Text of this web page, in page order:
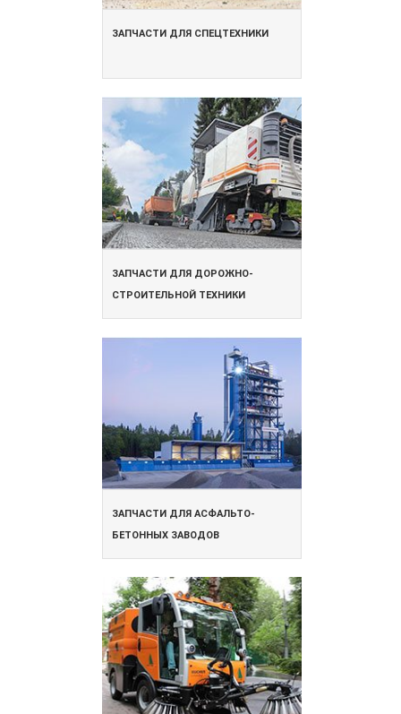
ЗАПЧАСТИ ДЛЯ СПЕЦТЕХНИКИ
ЗАПЧАСТИ ДЛЯ ДОРОЖНО-
СТРОИТЕЛЬНОЙ ТЕХНИКИ
ЗАПЧАСТИ ДЛЯ АСФАЛЬТО-
БЕТОННЫХ ЗАВОДОВ